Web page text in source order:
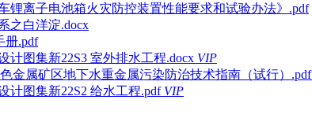
锂离子电池箱火灾防控装置性能要求和试验办法》.pdf
之白洋淀.docx
册.pdf
计图集新22S3 室外排水工程.docx VIP
金属矿区地下水重金属污染防治技术指南（试行）.pdf
计图集新22S2 给水工程.pdf VIP